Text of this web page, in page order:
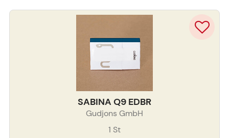
SABINA Q9 EDBR
Gudjons GmbH
1 St